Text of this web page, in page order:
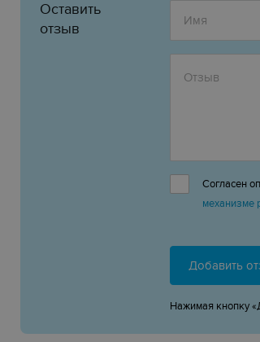
Оставить
отзыв
Согласен
механизме
Добавить
Нажимая кнопку